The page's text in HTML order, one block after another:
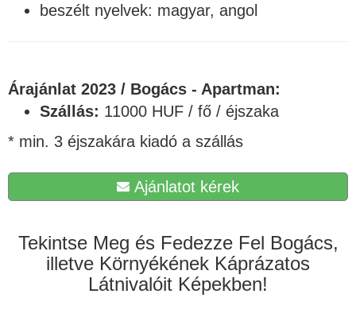
beszélt nyelvek: magyar, angol
Árajánlat 2023 / Bogács - Apartman:
Szállás: 11000 HUF / fő / éjszaka
* min. 3 éjszakára kiadó a szállás
Ajánlatot kérek
Tekintse Meg és Fedezze Fel Bogács,
illetve Környékének Káprázatos
Látnivalóit Képekben!